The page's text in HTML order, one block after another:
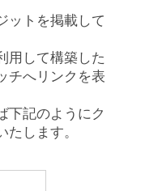
ットを掲載して
用して構築した
チへリンクを表
下記のようにク
たします。